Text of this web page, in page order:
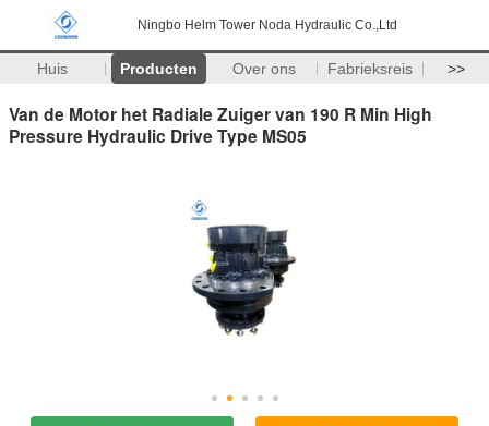
Ningbo Helm Tower Noda Hydraulic Co.,Ltd
Huis Producten Over ons Fabrieksreis >>
Van de Motor het Radiale Zuiger van 190 R Min High
Pressure Hydraulic Drive Type MS05